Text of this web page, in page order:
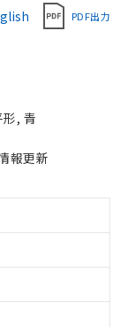
PDF出力
, 青
報更新